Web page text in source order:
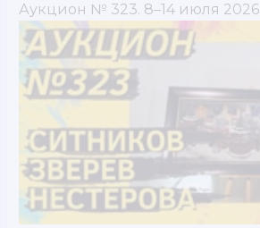
Аукцион № 323. 8–14 июля 2026